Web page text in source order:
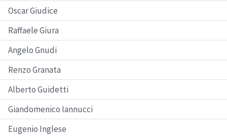
Oscar Giudice
Raffaele Giura
Angelo Gnudi
Renzo Granata
Alberto Guidetti
Giandomenico Iannucci
Eugenio Inglese